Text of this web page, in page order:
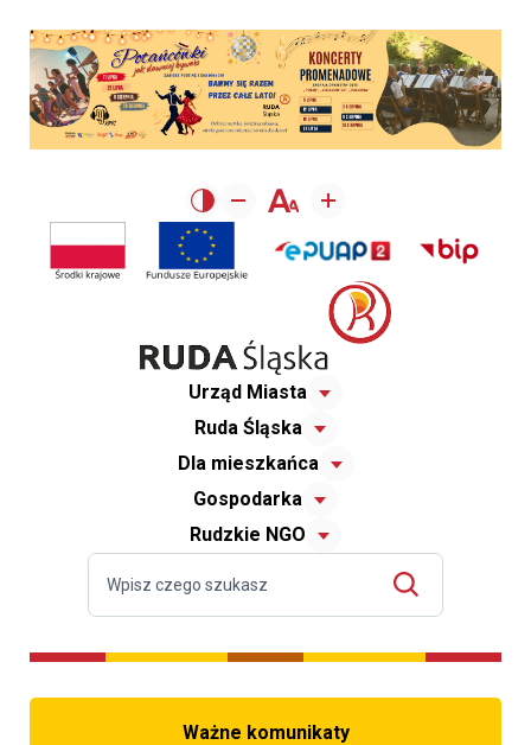
Urząd Miasta
Ruda Śląska
Dla mieszkańca
Gospodarka
Rudzkie NGO
Ważne komunikaty